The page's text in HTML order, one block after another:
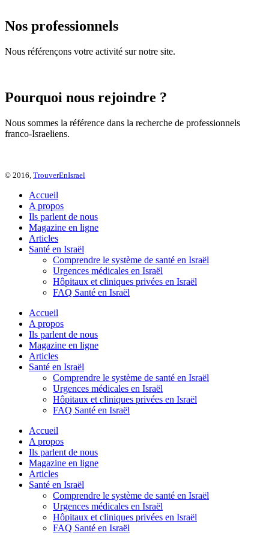
Nos professionnels
Nous référençons votre activité sur notre site.
Pourquoi nous rejoindre ?
Nous sommes la référence dans la recherche de professionnels
franco-Israeliens.
© 2016, TrouverEnIsrael
Accueil
A propos
Ils parlent de nous
Magazine en ligne
Articles
Santé en Israël
Comprendre le système de santé en Israël
Urgences médicales en Israël
Hôpitaux et cliniques privées en Israël
FAQ Santé en Israël
Accueil
A propos
Ils parlent de nous
Magazine en ligne
Articles
Santé en Israël
Comprendre le système de santé en Israël
Urgences médicales en Israël
Hôpitaux et cliniques privées en Israël
FAQ Santé en Israël
Accueil
A propos
Ils parlent de nous
Magazine en ligne
Articles
Santé en Israël
Comprendre le système de santé en Israël
Urgences médicales en Israël
Hôpitaux et cliniques privées en Israël
FAQ Santé en Israël